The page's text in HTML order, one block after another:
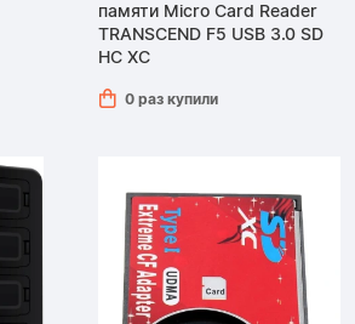
памяти Micro Card Reader
TRANSCEND F5 USB 3.0 SD
HC XC
0 раз купили